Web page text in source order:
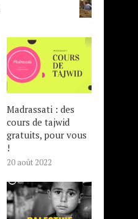
Madrassati : des
cours de tajwid
gratuits, pour vous
!
20 août 2022